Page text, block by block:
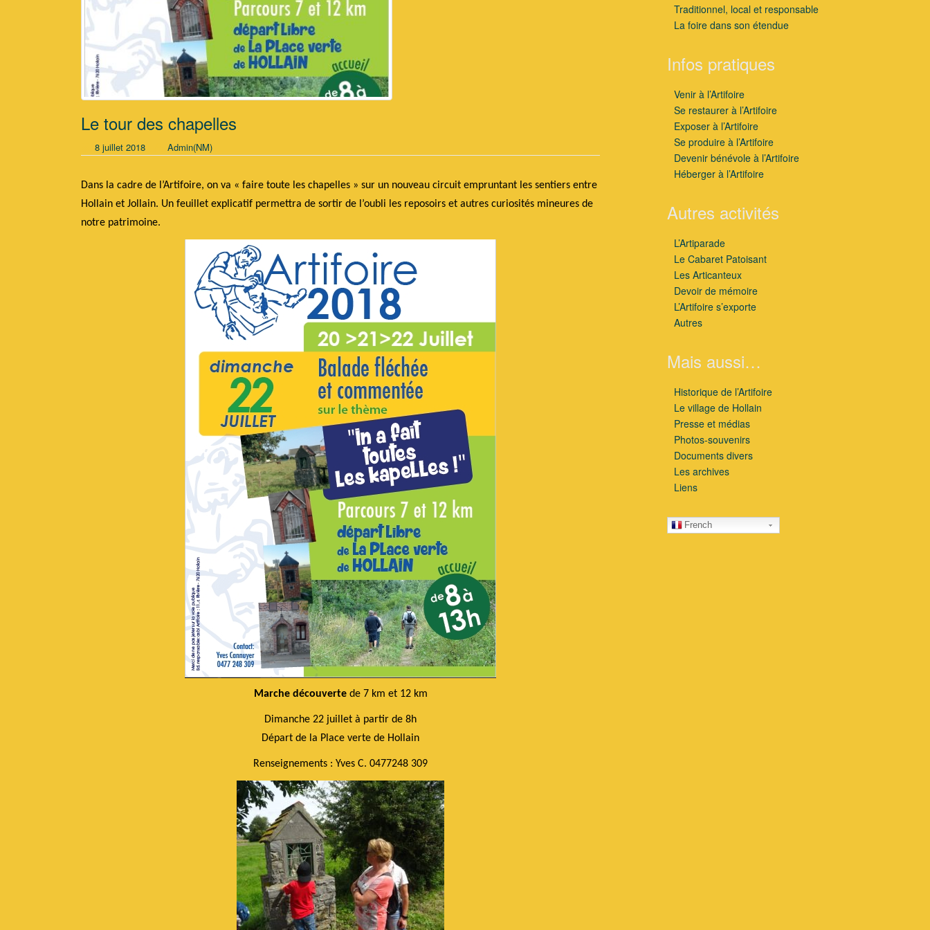
Le tour des chapelles
8 juillet 2018 Admin(NM)
Dans la cadre de l’Artifoire, on va « faire toute les chapelles » sur un nouveau circuit empruntant les sentiers entre
Hollain et Jollain. Un feuillet explicatif permettra de sortir de l’oubli les reposoirs et autres curiosités mineures de
notre patrimoine.
Marche découvertede 7 km et 12 km
Dimanche 22 juillet à partir de 8h
Départ de la Place verte de Hollain
Renseignements : Yves C. 0477248 309
Traditionnel, local et responsable
La foire dans son étendue
Infos pratiques
Venir à l’Artifoire
Se restaurer à l’Artifoire
Exposer à l’Artifoire
Se produire à l’Artifoire
Devenir bénévole à l’Artifoire
Héberger à l’Artifoire
Autres activités
L’Artiparade
Le Cabaret Patoisant
Les Articanteux
Devoir de mémoire
L’Artifoire s’exporte
Autres
Mais aussi…
Historique de l’Artifoire
Le village de Hollain
Presse et médias
Photos-souvenirs
Documents divers
Les archives
Liens
French